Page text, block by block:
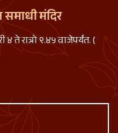
समाधी मंदिर
ते रात्रो ९.४५ वाजेपर्यंत. (